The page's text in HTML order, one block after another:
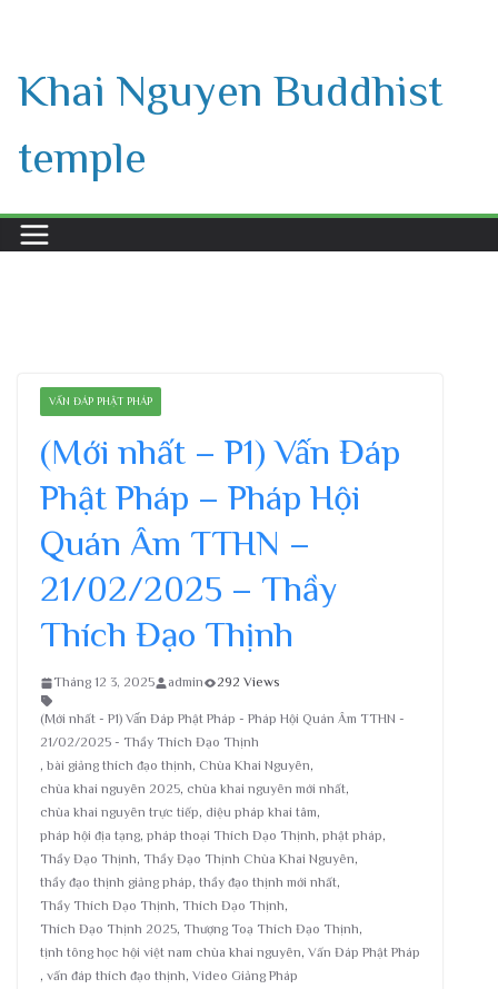
content
Khai Nguyen Buddhist
temple
VẤN ĐÁP PHẬT PHÁP
(Mới nhất – P1) Vấn Đáp
Phật Pháp – Pháp Hội
Quán Âm TTHN –
21/02/2025 – Thầy
Thích Đạo Thịnh
Tháng 12 3, 2025 admin 292 Views
(Mới nhất - P1) Vấn Đáp Phật Pháp - Pháp Hội Quán Âm TTHN -
21/02/2025 - Thầy Thích Đạo Thịnh
, bài giảng thích đạo thịnh, Chùa Khai Nguyên,
chùa khai nguyên 2025, chùa khai nguyên mới nhất,
chùa khai nguyên trực tiếp, diệu pháp khai tâm,
pháp hội địa tạng, pháp thoại Thích Đạo Thịnh, phật pháp,
Thầy Đạo Thịnh, Thầy Đạo Thịnh Chùa Khai Nguyên,
thầy đạo thịnh giảng pháp, thầy đạo thịnh mới nhất,
Thầy Thích Đạo Thịnh, Thích Đạo Thịnh,
Thích Đạo Thịnh 2025, Thượng Toạ Thích Đạo Thịnh,
tịnh tông học hội việt nam chùa khai nguyên, Vấn Đáp Phật Pháp
, vấn đáp thích đạo thịnh, Video Giảng Pháp